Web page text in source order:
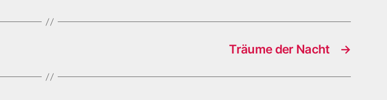
→
Träume der Nacht